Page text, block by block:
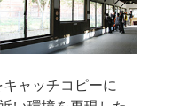
キャッチコピーに